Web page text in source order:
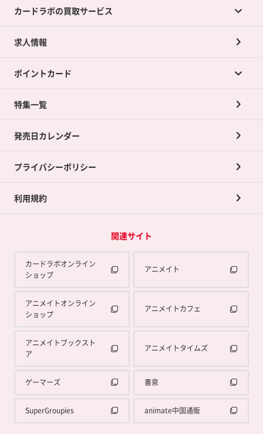
カードラボの買取サービス
カードラボの買取サービスTOP
店舗買取について
ネット買取について
買取承諾書について
求人情報
ポイントカード
ポイントカードTOP
ポイント交換景品
特集一覧
発売日カレンダー
プライバシーポリシー
利用規約
関連サイト
カードラボオンライン
ショップ
アニメイト
アニメイトオンライン
ショップ
アニメイトカフェ
アニメイトブックスト
ア
アニメイトタイムズ
ゲーマーズ 書泉
SuperGroupies animate中国通販